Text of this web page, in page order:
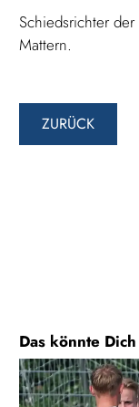
Schiedsrichter
Mattern.
ZURÜCK
Das könnte